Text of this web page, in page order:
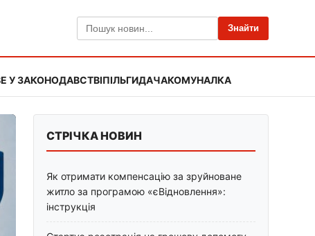
Знайти
У ЗАКОНОДАВСТВІПІЛЬГИДАЧАКОМУНАЛКА
СТРІЧКА НОВИН
Як отримати компенсацію за зруйноване
житло за програмою «єВідновлення»:
інструкція